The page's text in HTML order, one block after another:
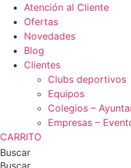
contenido
Atención al Cliente
Ofertas
Novedades
Blog
Clientes
Clubs deportivos
Equipos
Colegios –
Empresas –
CARRITO
Buscar
Buscar